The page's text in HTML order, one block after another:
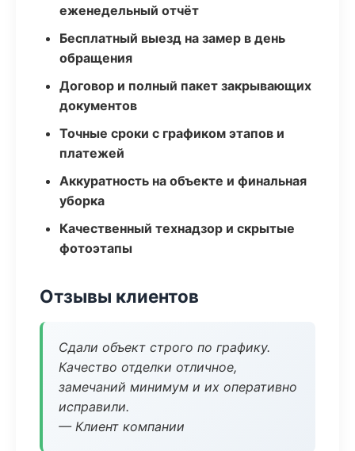
еженедельный отчёт
Бесплатный выезд на замер в день
обращения
Договор и полный пакет закрывающих
документов
Точные сроки с графиком этапов и
платежей
Аккуратность на объекте и финальная
уборка
Качественный технадзор и скрытые
фотоэтапы
Отзывы клиентов
Сдали объект строго по графику.
Качество отделки отличное,
замечаний минимум и их оперативно
исправили.
— Клиент компании